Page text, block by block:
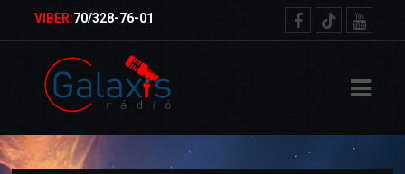
VIBER:70/328-76-01